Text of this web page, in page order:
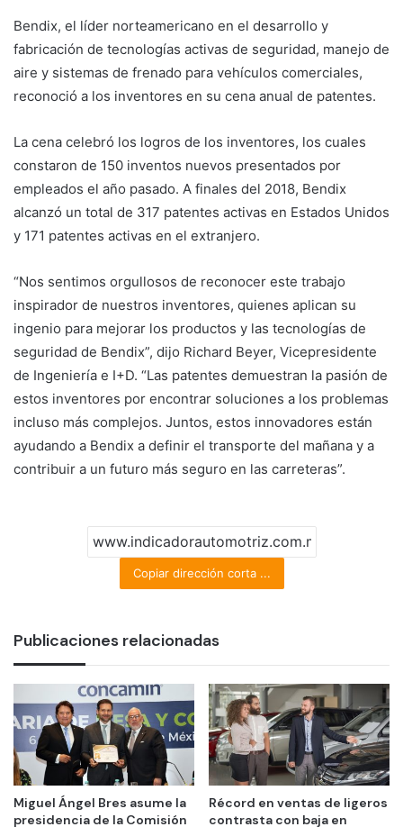
Bendix, el líder norteamericano en el desarrollo y
fabricación de tecnologías activas de seguridad, manejo de
aire y sistemas de frenado para vehículos comerciales,
reconoció a los inventores en su cena anual de patentes.
La cena celebró los logros de los inventores, los cuales
constaron de 150 inventos nuevos presentados por
empleados el año pasado. A finales del 2018, Bendix
alcanzó un total de 317 patentes activas en Estados Unidos
y 171 patentes activas en el extranjero.
“Nos sentimos orgullosos de reconocer este trabajo
inspirador de nuestros inventores, quienes aplican su
ingenio para mejorar los productos y las tecnologías de
seguridad de Bendix”, dijo Richard Beyer, Vicepresidente
de Ingeniería e I+D. “Las patentes demuestran la pasión de
estos inventores por encontrar soluciones a los problemas
incluso más complejos. Juntos, estos innovadores están
ayudando a Bendix a definir el transporte del mañana y a
contribuir a un futuro más seguro en las carreteras”.
Copiar dirección corta ...
Publicaciones relacionadas
Miguel Ángel Bres asume la
presidencia de la Comisión
Récord en ventas de ligeros
contrasta con baja en